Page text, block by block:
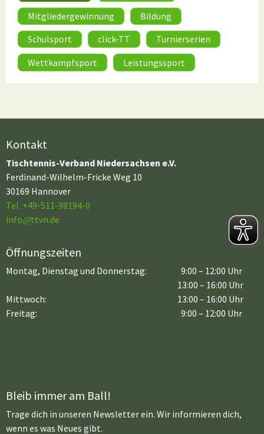
Mitgliedergewinnung
Bildung
Schulsport
click-TT
Turnierserien
Wettkampfsport
Leistungssport
Kontakt
Tischtennis-Verband Niedersachsen e.V.
Ferdinand-Wilhelm-Fricke Weg 10
30169 Hannover
Tel. +49-511-98194-0
info@ttvn.de
Öffnungszeiten
Montag, Dienstag und Donnerstag:
9:00 – 12:00 Uhr
13:00 – 16:00 Uhr
Mittwoch:
Freitag:
13:00 – 16:00 Uhr
9:00 – 12:00 Uhr
Bleib immer am Ball!
Trage dich in unseren Newsletter ein. Wir informieren dich,
wenn es was Neues gibt.